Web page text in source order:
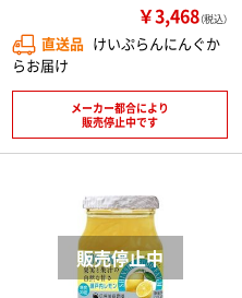
￥3,468（税込）
直送品 けいぷらんにんぐか
らお届け
メーカー都合により
販売停止中です